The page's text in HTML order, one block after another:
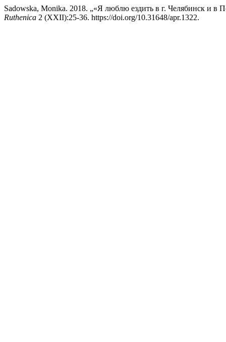
Sadowska, Monika. 2018. „«Я люблю ездить в г. Челябинск и в
Ruthenica 2 (XXII):25-36. https://doi.org/10.31648/apr.1322.